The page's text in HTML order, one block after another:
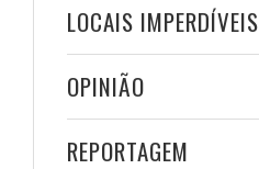
LOCAIS IMPERDÍVEIS
OPINIÃO
REPORTAGEM